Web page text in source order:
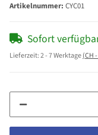
Artikelnummer: CYC01
Sofort
Lieferzeit:2 - 7 Werktage(CH